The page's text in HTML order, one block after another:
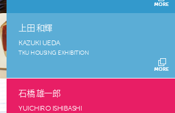
上田 和輝
KAZUKI UEDA
TKU HOUSING EXHIBITION
石橋 雄一郎
YUICHIRO ISHIBASHI